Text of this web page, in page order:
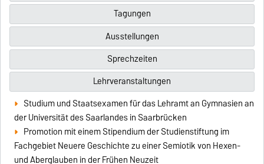
Tagungen
Ausstellungen
Sprechzeiten
Lehrveranstaltungen
Studium und Staatsexamen für das Lehramt an Gymnasien an
der Universität des Saarlandes in Saarbrücken
Promotion mit einem Stipendium der Studienstiftung im
Fachgebiet Neuere Geschichte zu einer Semiotik von Hexen-
und Aberglauben in der Frühen Neuzeit